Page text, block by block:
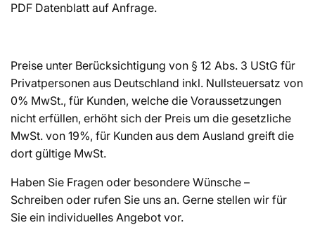
PDF Datenblatt auf Anfrage.
Preise unter Berücksichtigung von § 12 Abs. 3 UStG für
Privatpersonen aus Deutschland inkl. Nullsteuersatz von
0% MwSt., für Kunden, welche die Voraussetzungen
nicht erfüllen, erhöht sich der Preis um die gesetzliche
MwSt. von 19%, für Kunden aus dem Ausland greift die
dort gültige MwSt.
Haben Sie Fragen oder besondere Wünsche –
Schreiben oder rufen Sie uns an. Gerne stellen wir für
Sie ein individuelles Angebot vor.